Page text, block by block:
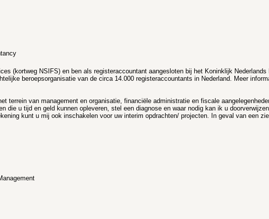
(kortweg NSIFS) en ben als registeraccountant aangesloten bij het Koninklijk
beroepsorganisatie van de circa 14.000 registeraccountants in Nederland. Meer
terrein van management en organisatie, financiële administratie en fiscale
die u tijd en geld kunnen opleveren, stel een diagnose en waar nodig kan ik u
kunt u mij ook inschakelen voor uw interim opdrachten/ projecten. In geval van een